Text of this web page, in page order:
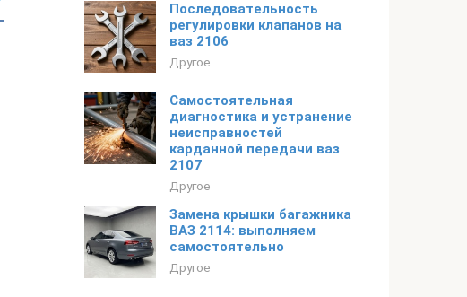
Последовательность
регулировки клапанов на
ваз 2106
Другое
Самостоятельная
диагностика и устранение
неисправностей
карданной передачи ваз
2107
Другое
Замена крышки багажника
ВАЗ 2114: выполняем
самостоятельно
Другое